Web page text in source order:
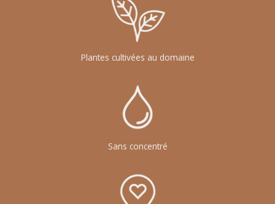
Plantes cultivées au domaine
Sans concentré